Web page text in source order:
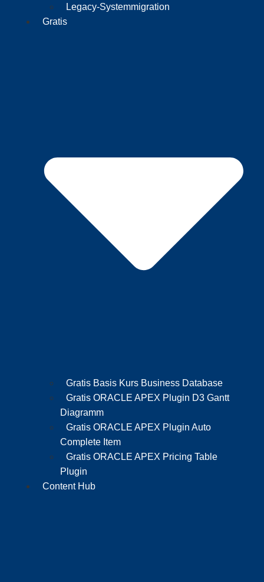
Legacy-Systemmigration
Gratis
Gratis Basis Kurs Business Database
Gratis ORACLE APEX Plugin D3 Gantt
Diagramm
Gratis ORACLE APEX Plugin Auto
Complete Item
Gratis ORACLE APEX Pricing Table
Plugin
Content Hub